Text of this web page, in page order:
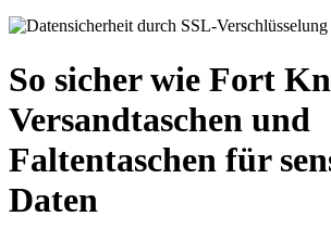
So sicher wie Fort
Versandtaschen und
Faltentaschen für
Daten